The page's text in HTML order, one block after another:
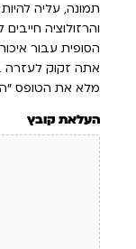
תמונה, עליה
והרזולוציה
אתה זקוק לעזרה
מלא את הטופס
העלאת קובץ